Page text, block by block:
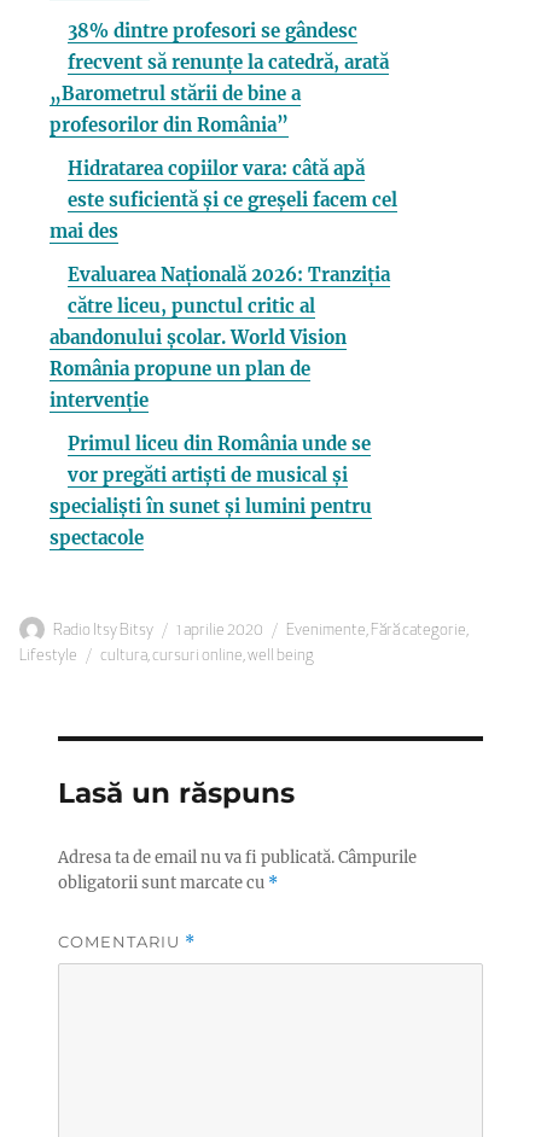
38% dintre profesori se gândesc
frecvent să renunțe la catedră, arată
„Barometrul stării de bine a
profesorilor din România”
Hidratarea copiilor vara: câtă apă
este suficientă și ce greșeli facem cel
mai des
Evaluarea Națională 2026: Tranziția
către liceu, punctul critic al
abandonului școlar. World Vision
România propune un plan de
intervenție
Primul liceu din România unde se
vor pregăti artiști de musical și
specialiști în sunet și lumini pentru
spectacole
Autor
Radio Itsy Bitsy
Publicat
pe
1 aprilie 2020 Categorii
Evenimente, Fără categorie,
Lifestyle
Etichete
cultura,cursuri online,well being
Lasă un răspuns
Adresa ta de email nu va fi publicată.Câmpurile
obligatorii sunt marcate cu *
COMENTARIU *